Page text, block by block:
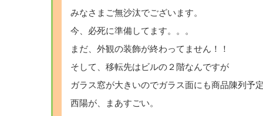
みなさまご無沙汰でございます。
今、必死に準備してます。。。
まだ、外観の装飾が終わってません！！
そして、移転先はビルの２階なんですが
ガラス窓が大きいのでガラス面にも商品陳列予
西陽が、まあすごい。